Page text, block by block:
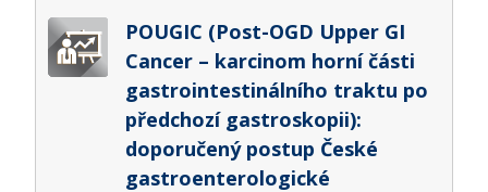
POUGIC (Post-OGD Upper GI
Cancer – karcinom horní části
gastrointestinálního traktu po
předchozí gastroskopii):
doporučený postup České
gastroenterologické